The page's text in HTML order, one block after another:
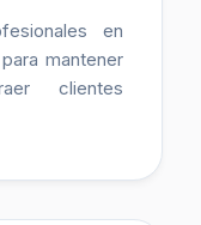
en
mantener
clientes